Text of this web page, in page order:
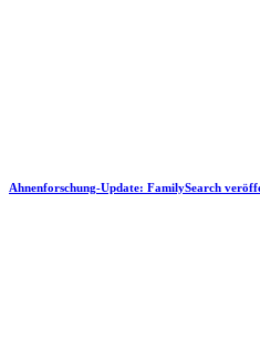
Ahnenforschung-Update: FamilySearch